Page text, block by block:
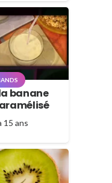
banane
15 ans